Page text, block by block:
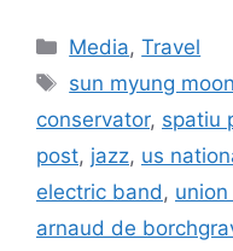
Categories
Media,Travel
Tags
sun myung moon
conservator, spatiu
post, jazz, us
electric band,
arnaud de